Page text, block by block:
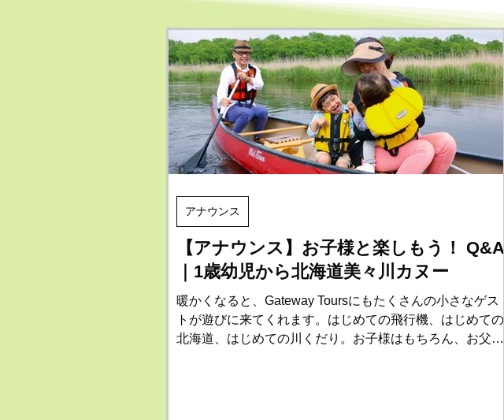
【アナウンス】お子様と楽しもう！ Q&A
｜1歳幼児から北海道美々川カヌー
暖かくなると、Gateway Toursにもたくさんの小さなゲス
トが遊びに来てくれます。はじめての飛行機、はじめての
北海道、はじめての川くだり。お子様はもちろん、お父さ
アナウンス